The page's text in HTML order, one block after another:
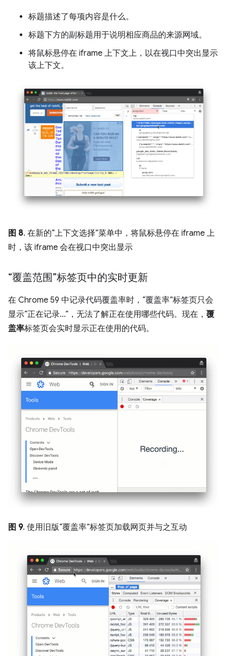
标题描述了每项内容是什么。
标题下方的副标题用于说明相应商品的来源网域。
将鼠标悬停在 iframe 上下文上，以在视口中突出显示
该上下文。
图 8. 在新的“上下文选择”菜单中，将鼠标悬停在 iframe 上
时，该 iframe 会在视口中突出显示
“覆盖范围”标签页中的实时更新
在 Chrome 59 中记录代码覆盖率时，“覆盖率”标签页只会
显示“正在记录…”，无法了解正在使用哪些代码。 现在， 覆
盖率标签页会实时显示正在使用的代码。
图 9. 使用旧版“覆盖率”标签页加载网页并与之互动